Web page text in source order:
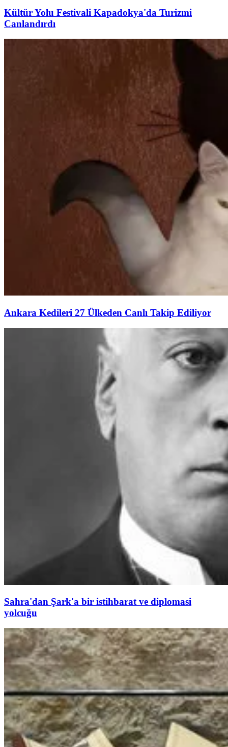
Kültür Yolu Festivali Kapadokya'da Turizmi
Canlandırdı
Ankara Kedileri 27 Ülkeden Canlı Takip Ediliyor
Sahra'dan Şark'a bir istihbarat ve diplomasi
yolcuğu